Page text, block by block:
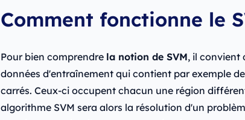
Comment fonctionne le
Pour bien comprendre la notion de SVM, il convient
données d'entraînement qui contient par exemple
carrés. Ceux-ci occupent chacun une région
algorithme SVM sera alors la résolution d'un